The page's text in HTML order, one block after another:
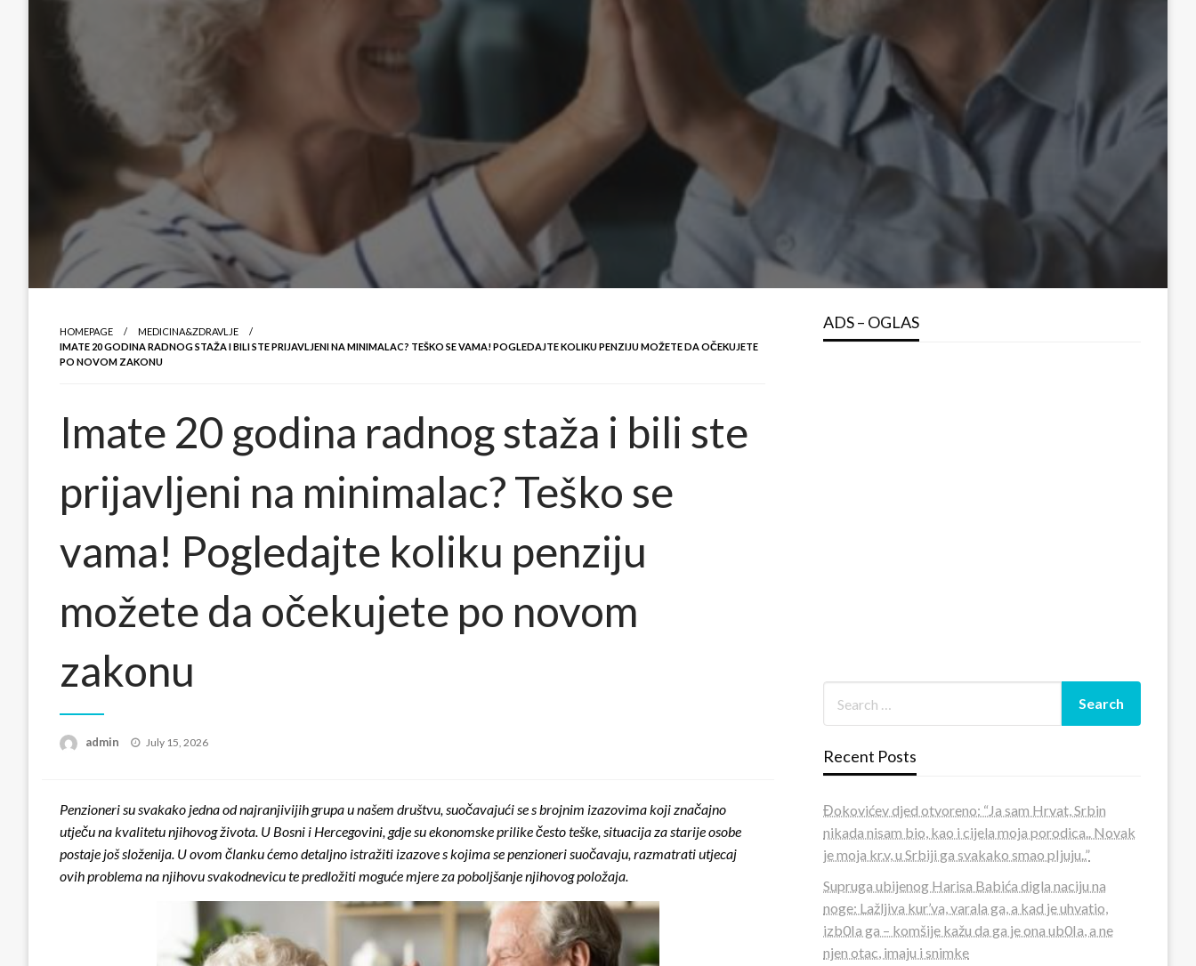
HOMEPAGE
MEDICINA&ZDRAVLJE
IMATE 20 GODINA RADNOG STAŽA I BILI STE PRIJAVLJENI NA MINIMALAC? TEŠKO SE VAMA! POGLEDAJTE KOLIKU PENZIJU MOŽETE DA OČEKUJETE
PO NOVOM ZAKONU
Imate 20 godina radnog staža i bili ste
prijavljeni na minimalac? Teško se
vama! Pogledajte koliku penziju
možete da očekujete po novom
zakonu
admin
Posted
July 15, 2026
Penzioneri su svakako jedna od najranjivijih grupa u našem društvu, suočavajući se s brojnim izazovima koji značajno
utječu na kvalitetu njihovog života. U Bosni i Hercegovini, gdje su ekonomske prilike često teške, situacija za starije osobe
postaje još složenija. U ovom članku ćemo detaljno istražiti izazove s kojima se penzioneri suočavaju, razmatrati utjecaj
ovih problema na njihovu svakodnevicu te predložiti moguće mjere za poboljšanje njihovog položaja.
ADS – OGLAS
Recent Posts
Đokovićev djed otvoreno: “Ja sam Hrvat, Srbin
nikada nisam bio, kao i cijela moja porodica.. Novak
je moja kr.v, u Srbiji ga svakako smao pIjuju..”
Supruga ubijenog Harisa Babića digla naciju na
noge: Lažljiva kur’va, varala ga, a kad je uhvatio,
izb0Ia ga – komšije kažu da ga je ona ub0Ia, a ne
njen otac, imaju i snimke